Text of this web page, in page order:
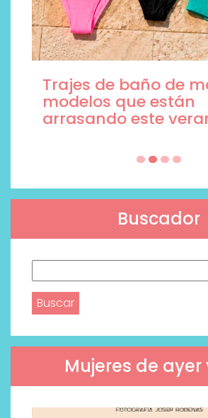
Trajes de baño de
modelos que están
arrasando este
Buscador
Mujeres de ayer